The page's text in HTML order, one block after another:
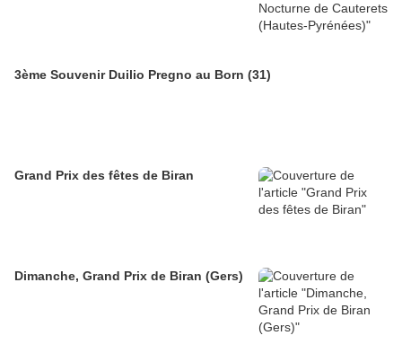
3ème Souvenir Duilio Pregno au Born (31)
Grand Prix des fêtes de Biran
Dimanche, Grand Prix de Biran (Gers)